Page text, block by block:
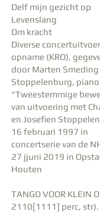
Delf mijn gezicht op
Levenslang
Om kracht
Diverse
opname (KRO),
door Marten
Stoppelenburg,
"Tweestemmige
van uitvoering met
en Josefien
16 februari 1997 in
concertserie van de
27 jjuni 2019 in
Houten
TANGO VOOR KLEIN
2110[1111] perc, str).